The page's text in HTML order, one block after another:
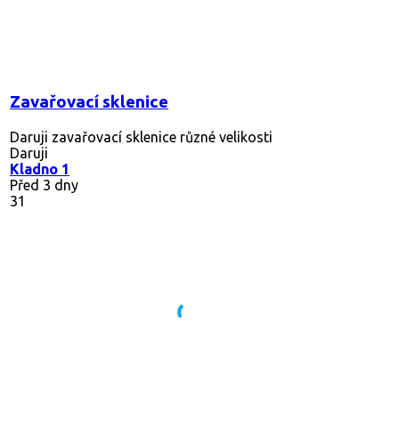
Zavařovací sklenice
Daruji zavařovací sklenice různé velikosti
Daruji
Kladno 1
Před 3 dny
31